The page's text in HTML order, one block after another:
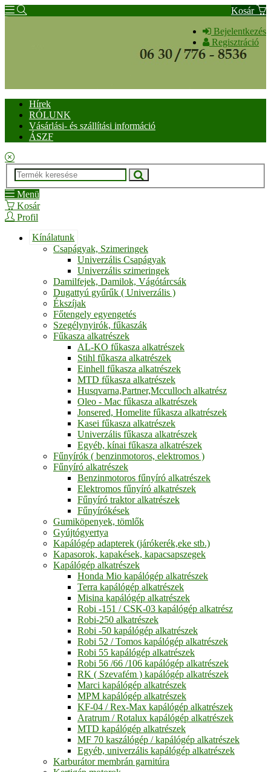
Kosár
Bejelentkezés
Regisztráció
Hírek
RÓLUNK
Vásárlási- és szállítási információ
ÁSZF
Menü
Kosár
Profil
Kínálatunk
Csapágyak, Szimeringek
Univerzális Csapágyak
Univerzális szimeringek
Damilfejek, Damilok, Vágótárcsák
Dugattyú gyűrűk ( Univerzális )
Ékszíjak
Főtengely egyengetés
Szegélynyirók, fűkaszák
Fűkasza alkatrészek
AL-KO fűkasza alkatrészek
Stihl fűkasza alkatrészek
Einhell fűkasza alkatrészek
MTD fűkasza alkatrészek
Husqvarna,Partner,Mcculloch alkatrész
Oleo - Mac fűkasza alkatrészek
Jonsered, Homelite fűkasza alkatrészek
Kasei fűkasza alkatrészek
Univerzális fűkasza alkatrészek
Egyéb, kínai fűkasza alkatrészek
Fűnyírók ( benzinmotoros, elektromos )
Fűnyíró alkatrészek
Benzinmotoros fűnyíró alkatrészek
Elektromos fűnyíró alkatrészek
Fűnyíró traktor alkatrészek
Fűnyírókések
Gumiköpenyek, tömlők
Gyújtógyertya
Kapálógép adapterek (járókerék,eke stb.)
Kapasorok, kapakések, kapacsapszegek
Kapálógép alkatrészek
Honda Mio kapálógép alkatrészek
Terra kapálógép alkatrészek
Misina kapálógép alkatrészek
Robi -151 / CSK-03 kapálógép alkatrész
Robi-250 alkatrészek
Robi -50 kapálógép alkatrészek
Robi 52 / Tomos kapálógép alkatrészek
Robi 55 kapálógép alkatrészek
Robi 56 /66 /106 kapálógép alkatrészek
RK ( Szevafém ) kapálógép alkatrészek
Marci kapálógép alkatrészek
MPM kapálógép alkatrészek
KF-04 / Rex-Max kapálógép alkatrészek
Aratrum / Rotalux kapálógép alkatrészek
MTD kapálógép alkatrészek
MF 70 kaszálógép / kapálógép alkatrészek
Egyéb, univerzális kapálógép alkatrészek
Karburátor membrán garnitúra